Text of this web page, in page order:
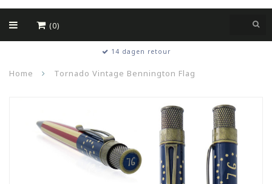
(0)
14 dagen retour
Home Tornado Vintage Bennington Flag